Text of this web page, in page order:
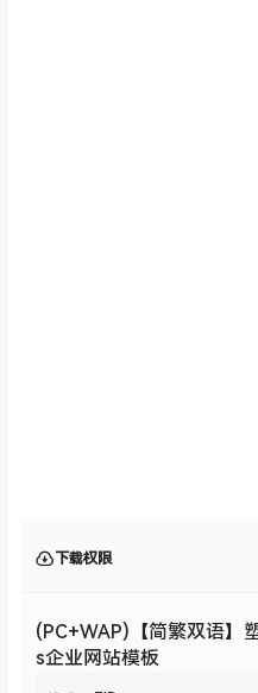
下载权限
(PC+WAP)【简繁双语】
s企业网站模板